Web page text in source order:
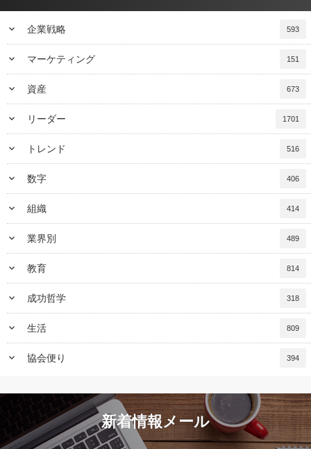
keyboard_arrow_down 企業戦略 593
keyboard_arrow_down マーケティング 151
keyboard_arrow_down 資産 673
keyboard_arrow_down リーダー 1701
keyboard_arrow_down トレンド 516
keyboard_arrow_down 数字 406
keyboard_arrow_down 組織 414
keyboard_arrow_down 業界別 489
keyboard_arrow_down 教育 814
keyboard_arrow_down 成功哲学 318
keyboard_arrow_down 生活 809
keyboard_arrow_down 協会便り 394
新着情報メール